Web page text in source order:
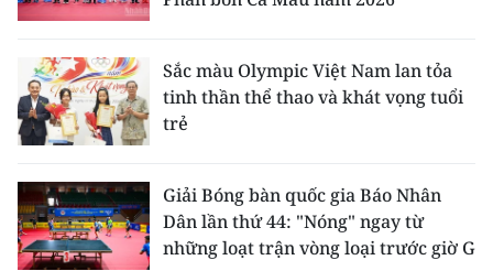
ENGLISH
中文
FRANÇAIS
ESPAÑOL
Sắc màu Olympic Việt Nam lan tỏa
tinh thần thể thao và khát vọng tuổi
trẻ
Giải Bóng bàn quốc gia Báo Nhân
Dân lần thứ 44: "Nóng" ngay từ
những loạt trận vòng loại trước giờ G